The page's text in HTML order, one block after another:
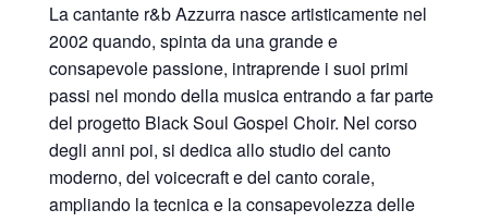
La cantante r&b Azzurra nasce artisticamente nel
2002 quando, spinta da una grande e
consapevole passione, intraprende i suoi primi
passi nel mondo della musica entrando a far parte
del progetto Black Soul Gospel Choir. Nel corso
degli anni poi, si dedica allo studio del canto
moderno, del voicecraft e del canto corale,
ampliando la tecnica e la consapevolezza delle